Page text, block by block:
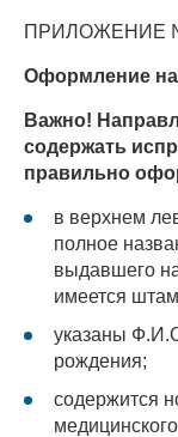
ПРИЛОЖЕНИЕ
Оформление
Важно!
содержать
правильно
в верхнем
полное
выдавшего
имеется
указаны
рождения;
содержится